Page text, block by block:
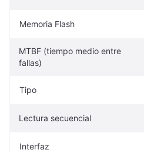
Memoria Flash
MTBF (tiempo medio entre
fallas)
Tipo
Lectura secuencial
Interfaz